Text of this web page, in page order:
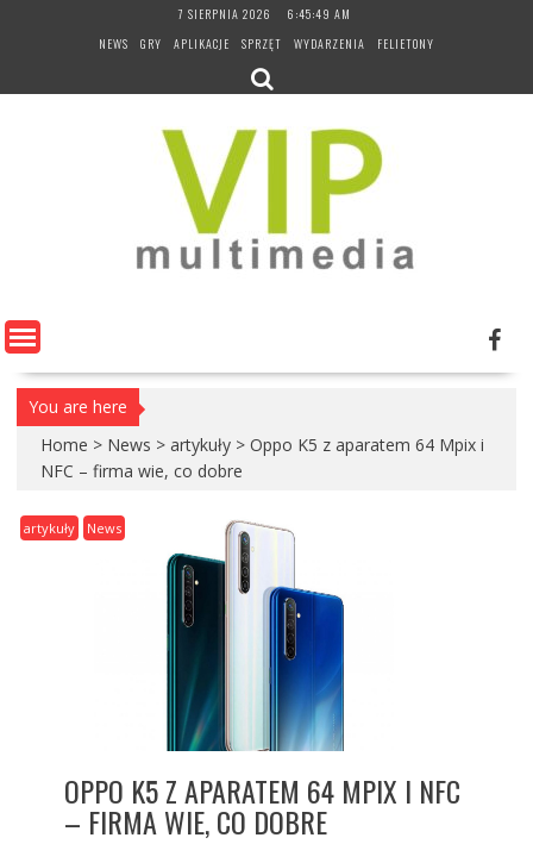
7 SIERPNIA 2026
6:45:50 AM
NEWS
GRY APLIKACJE SPRZĘT WYDARZENIA FELIETONY
You are here
Home > News > artykuły > Oppo K5 z aparatem 64 Mpix i
NFC – firma wie, co dobre
artykuły News
OPPO K5 Z APARATEM 64 MPIX I NFC
– FIRMA WIE, CO DOBRE